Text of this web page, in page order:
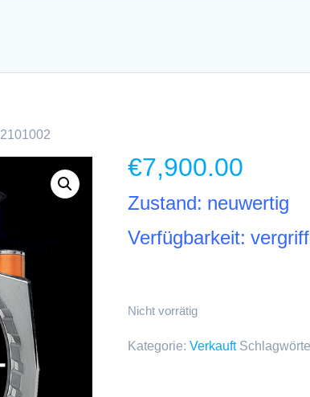
€7,900.00
Zustand: neuwertig
Verfügbarkeit:
Nicht vorrätig
Kategorie: Verkauft